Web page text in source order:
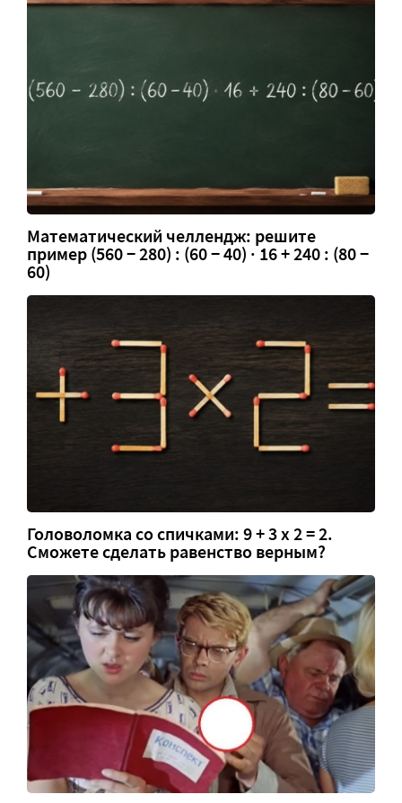
Математический челлендж: решите
пример (560 − 280) : (60 − 40) · 16 + 240 : (80 −
60)
Головоломка со спичками: 9 + 3 х 2 = 2.
Сможете сделать равенство верным?